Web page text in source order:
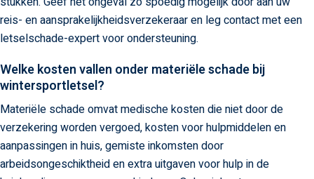
reis- en aansprakelijkheidsverzekeraar en leg contact met een
letselschade-expert voor ondersteuning.
Welke kosten vallen onder materiële schade bij
wintersportletsel?
Materiële schade omvat medische kosten die niet door de
verzekering worden vergoed, kosten voor hulpmiddelen en
aanpassingen in huis, gemiste inkomsten door
arbeidsongeschiktheid en extra uitgaven voor hulp in de